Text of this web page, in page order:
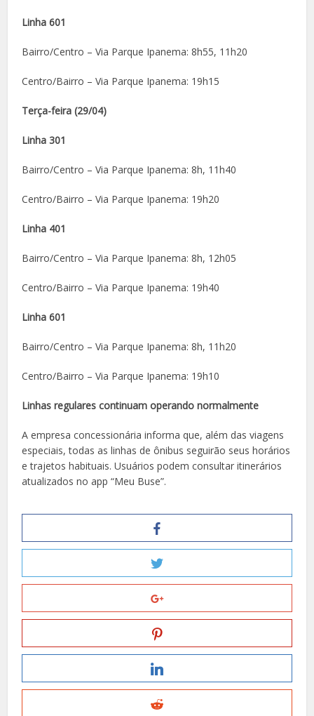
Linha 601
Bairro/Centro – Via Parque Ipanema: 8h55, 11h20
Centro/Bairro – Via Parque Ipanema: 19h15
Terça-feira (29/04)
Linha 301
Bairro/Centro – Via Parque Ipanema: 8h, 11h40
Centro/Bairro – Via Parque Ipanema: 19h20
Linha 401
Bairro/Centro – Via Parque Ipanema: 8h, 12h05
Centro/Bairro – Via Parque Ipanema: 19h40
Linha 601
Bairro/Centro – Via Parque Ipanema: 8h, 11h20
Centro/Bairro – Via Parque Ipanema: 19h10
Linhas regulares continuam operando normalmente
A empresa concessionária informa que, além das viagens
especiais, todas as linhas de ônibus seguirão seus horários
e trajetos habituais. Usuários podem consultar itinerários
atualizados no app “Meu Buse”.